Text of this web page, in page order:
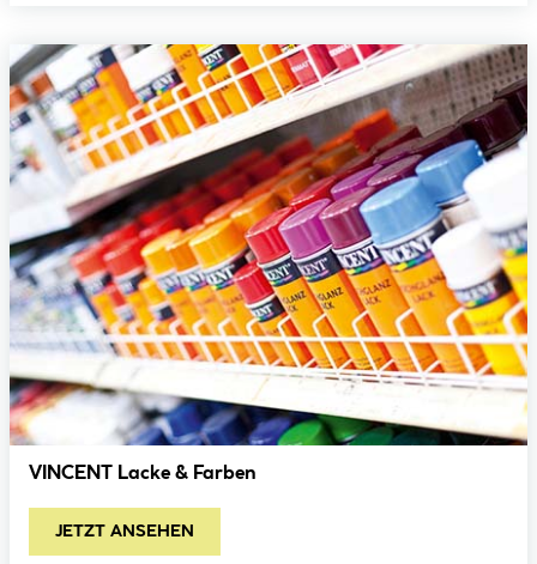
VINCENT Lacke & Farben
JETZT ANSEHEN